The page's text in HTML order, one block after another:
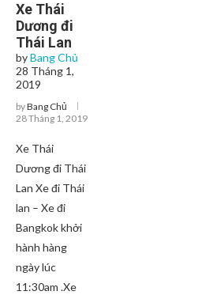
Xe Thái
Dương đi
Thái Lan
byBang Chủ
28 Tháng 1,
2019
byBang Chủ
28 Tháng 1, 2019
Xe Thái
Dương đi Thái
Lan Xe đi Thái
lan – Xe đi
Bangkok khởi
hành hàng
ngày lúc
11:30am .Xe